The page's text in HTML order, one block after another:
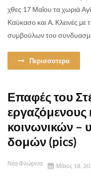
χθες 17 Μαΐου τα χωριά
Καύκασο και Α. Κλεινές
συμβούλων του
Περισσοτερα
Επαφές του
κοινωνικών –
δομών (pics)
Νέα Φλώρινα Μάιος 18,